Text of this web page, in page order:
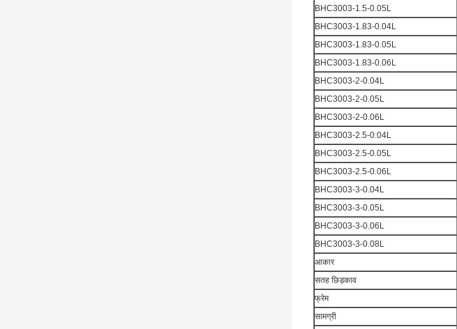
BHC3003-1.5-0.05L
BHC3003-1.83-0.04L
BHC3003-1.83-0.05L
BHC3003-1.83-0.06L
BHC3003-2-0.04L
BHC3003-2-0.05L
BHC3003-2-0.06L
BHC3003-2.5-0.04L
BHC3003-2.5-0.05L
BHC3003-2.5-0.06L
BHC3003-3-0.04L
BHC3003-3-0.05L
BHC3003-3-0.06L
BHC3003-3-0.08L
आकार
सतह छिड़काव
फ्रेम
सामग्री